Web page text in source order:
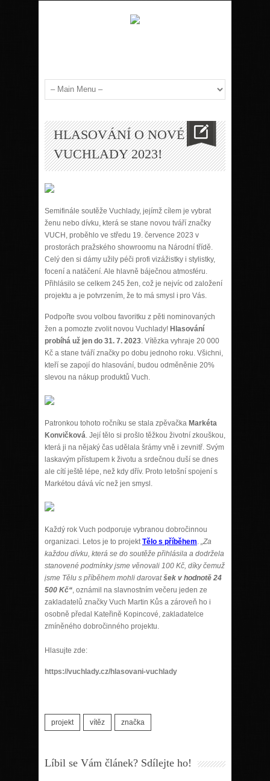
HLASOVÁNÍ O NOVÉ
VUCHLADY 2023!
Semifinále soutěže Vuchlady, jejímž cílem je vybrat
ženu nebo dívku, která se stane novou tváří značky
VUCH, proběhlo ve středu 19. července 2023 v
prostorách pražského showroomu na Národní třídě.
Celý den si dámy užily péči profi vizážistky i stylistky,
focení a natáčení. Ale hlavně báječnou atmosféru.
Přihlásilo se celkem 245 žen, což je nejvíc od založení
projektu a je potvrzením, že to má smysl i pro Vás.
Podpořte svou volbou favoritku z pěti nominovaných
žen a pomozte zvolit novou Vuchlady! Hlasování
probíhá už jen do 31. 7. 2023. Vítězka vyhraje 20 000
Kč a stane tváří značky po dobu jednoho roku. Všichni,
kteří se zapojí do hlasování, budou odměněnie 20%
slevou na nákup produktů Vuch.
Patronkou tohoto ročníku se stala zpěvačka Markéta
Konvičková. Její tělo si prošlo těžkou životní zkouškou,
která ji na nějaký čas udělala šrámy vně i zevnitř. Svým
laskavým přístupem k životu a srdečnou duší se dnes
ale cítí ještě lépe, než kdy dřív. Proto letošní spojení s
Markétou dává víc než jen smysl.
Každý rok Vuch podporuje vybranou dobročinnou
organizaci. Letos je to projektTělo s příběhem. „Za
každou dívku, která se do soutěže přihlásila a dodržela
stanovené podmínky jsme věnovali 100 Kč, díky čemuž
jsme Tělu s příběhem mohli darovatšek v hodnotě 24
500 Kč“, oznámil na slavnostním večeru jeden ze
zakladatelů značky Vuch Martin Kůs a zároveň ho i
osobně předal Kateřině Kopincové, zakladatelce
zmíněného dobročinného projektu.
Hlasujte zde:
https://vuchlady.cz/hlasovani-vuchlady
projekt vítěz značka
Líbil se Vám článek? Sdílejte ho!